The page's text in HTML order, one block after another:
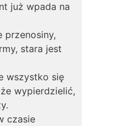
już wpada na
przenosiny,
stara jest
wszystko się
wypierdzielić,
czasie